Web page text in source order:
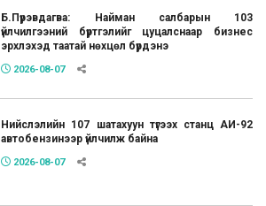
Б.Пүрэвдагва: Найман салбарын 103
үйлчилгээний бүртгэлийг цуцалснаар бизнес
эрхлэхэд таатай нөхцөл бүрдэнэ
2026-08-07
Нийслэлийн 107 шатахуун түгээх станц АИ-92
автобензинээр үйлчилж байна
2026-08-07